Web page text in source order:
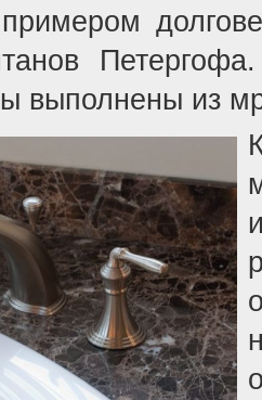
выполнены из